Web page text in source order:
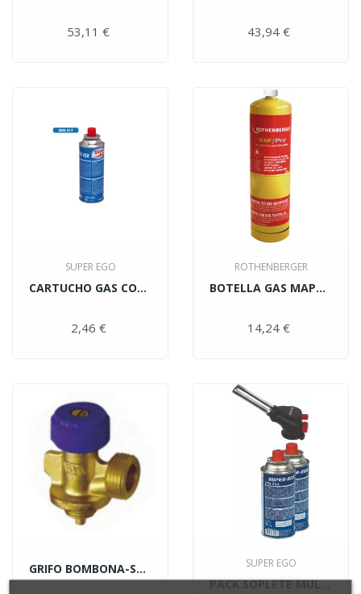
53,11 € 43,94 €
SUPER EGO
CARTUCHO GAS COCINA Y...
2,46 €
ROTHENBERGER
BOTELLA GAS MAPP 35698...
14,24 €
GRIFO BOMBONA-SOPLETE 15500 SUPER EGO
PACK SOPLETE MULTIFIRE+2...